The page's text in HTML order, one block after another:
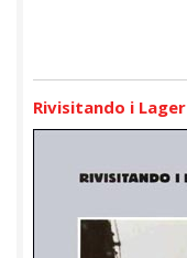
Rivisitando i Lager